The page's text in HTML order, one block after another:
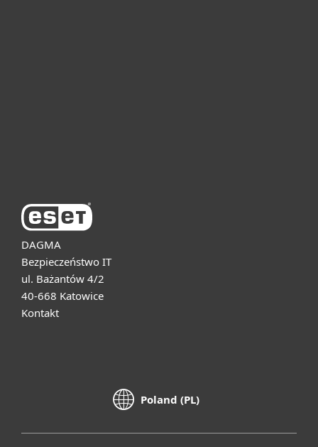
DAGMA
Bezpieczeństwo IT
ul. Bażantów 4/2
40-668 Katowice
Kontakt
Poland (PL)